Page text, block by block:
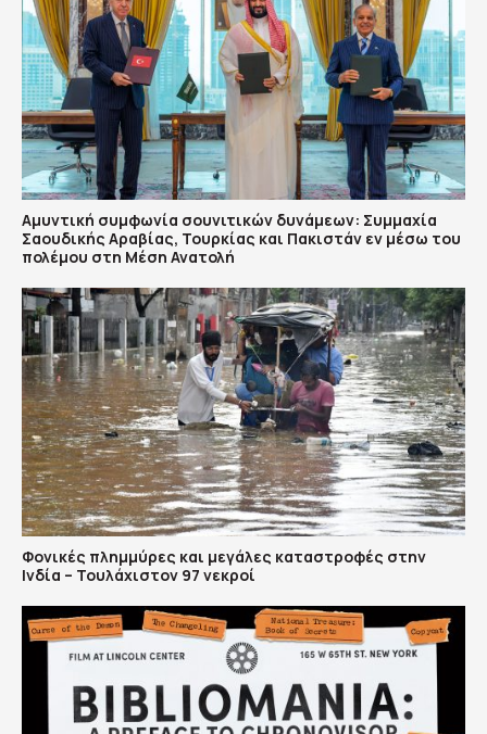
Αμυντική συμφωνία σουνιτικών δυνάμεων: Συμμαχία
Σαουδικής Αραβίας, Τουρκίας και Πακιστάν εν μέσω του
πολέμου στη Μέση Ανατολή
Φονικές πλημμύρες και μεγάλες καταστροφές στην
Ινδία – Τουλάχιστον 97 νεκροί